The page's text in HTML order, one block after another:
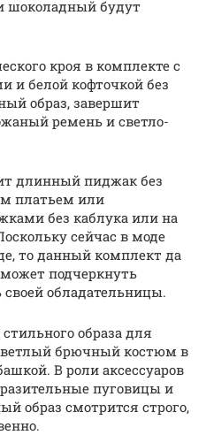
шоколадный будут
кроя в комплекте с
белой кофточкой без
образ, завершит
ремень и светло-
длинный пиджак без
платьем или
без каблука или на
сейчас в моде
то данный комплект да
подчеркнуть
обладательницы.
образа для
брючный костюм в
В роли аксессуаров
пуговицы и
образ смотрится строго,